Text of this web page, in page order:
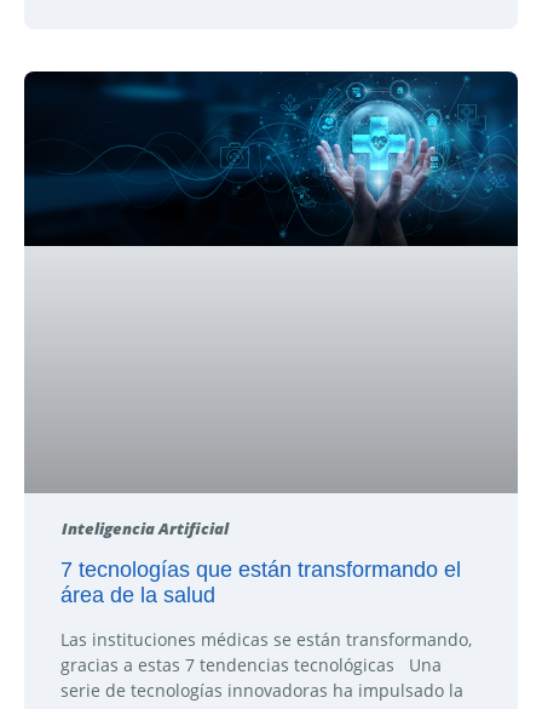
Inteligencia Artificial
7 tecnologías que están transformando el
área de la salud
Las instituciones médicas se están transformando,
gracias a estas 7 tendencias tecnológicas Una
serie de tecnologías innovadoras ha impulsado la